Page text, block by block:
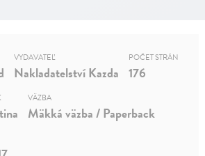
VYDAVATEĽ
Nakladatelství Kazda
POČET STRÁN
176
VÄZBA
Mäkká väzba / Paperback